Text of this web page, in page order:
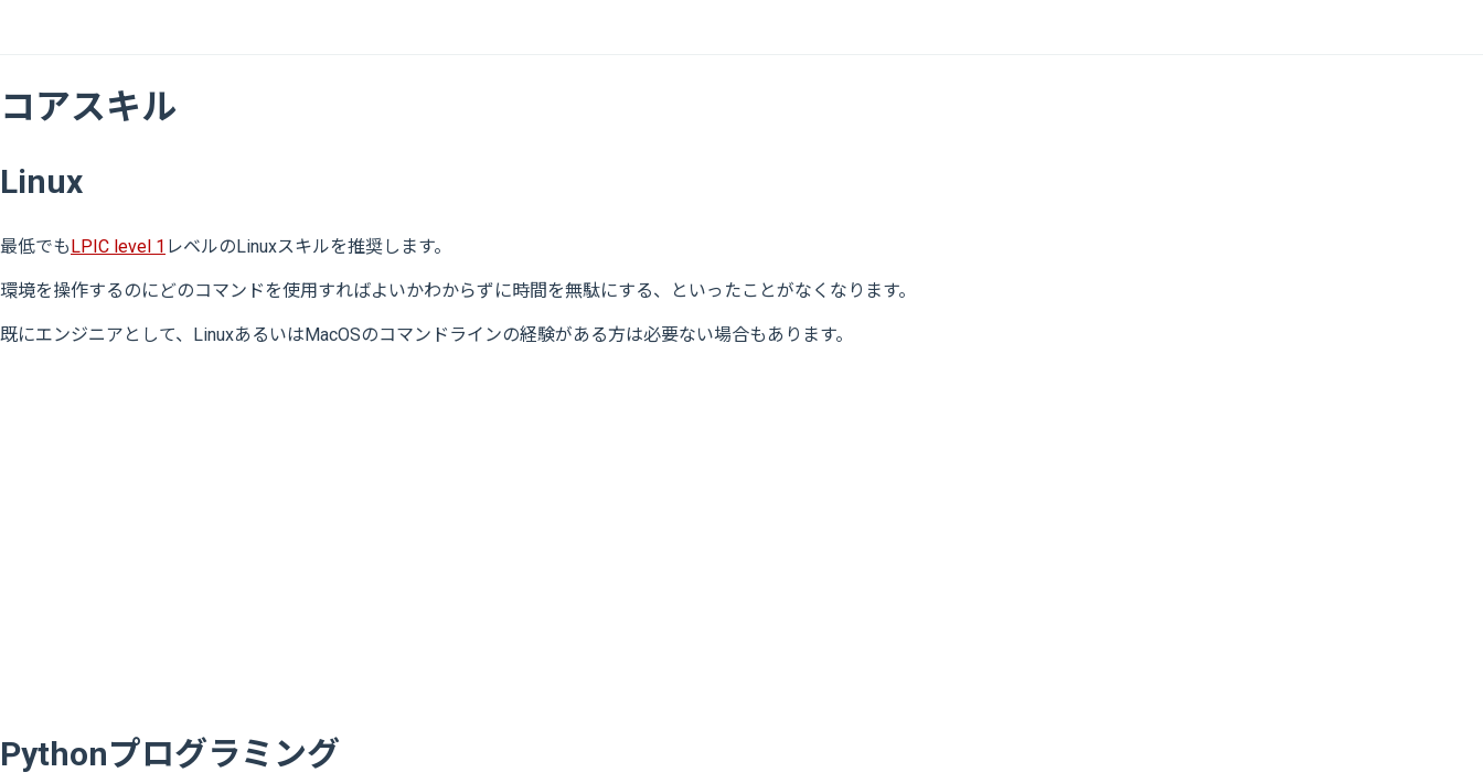
コアスキル
Linux
最低でもLPIC level 1 レベルのLinuxスキルを推奨します。
環境を操作するのにどのコマンドを使用すればよいかわからずに時間を無駄にする、といったことがなくなります。
既にエンジニアとして、LinuxあるいはMacOSのコマンドラインの経験がある方は必要ない場合もあります。
Pythonプログラミング